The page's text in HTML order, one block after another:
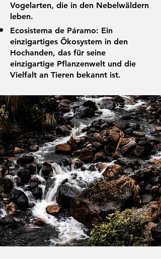
Vogelarten, die in den Nebelwäldern
leben.
Ecosistema de Páramo: Ein
einzigartiges Ökosystem in den
Hochanden, das für seine
einzigartige Pflanzenwelt und die
Vielfalt an Tieren bekannt ist.